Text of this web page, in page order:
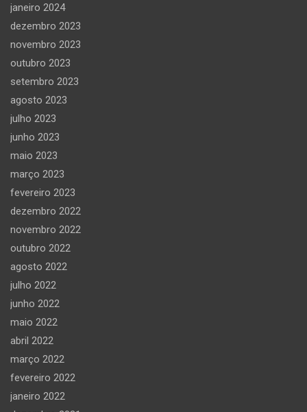
janeiro 2024
dezembro 2023
novembro 2023
outubro 2023
setembro 2023
agosto 2023
julho 2023
junho 2023
maio 2023
março 2023
fevereiro 2023
dezembro 2022
novembro 2022
outubro 2022
agosto 2022
julho 2022
junho 2022
maio 2022
abril 2022
março 2022
fevereiro 2022
janeiro 2022